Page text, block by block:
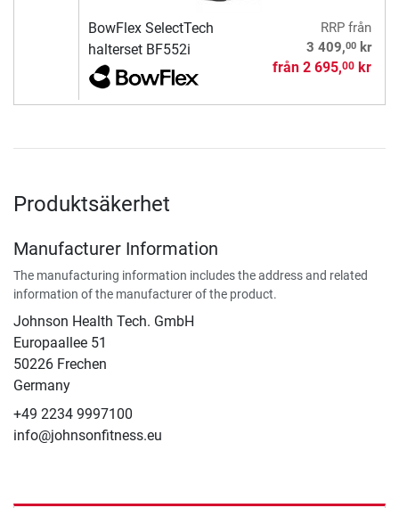
BowFlex SelectTech
halterset BF552i
RRPfrån
3 409,00kr
från 2 695,00kr
Produktsäkerhet
Manufacturer Information
The manufacturing information includes the address and related
information of the manufacturer of the product.
Johnson Health Tech. GmbH
Europaallee 51
50226 Frechen
Germany
+49 2234 9997100
info@johnsonfitness.eu